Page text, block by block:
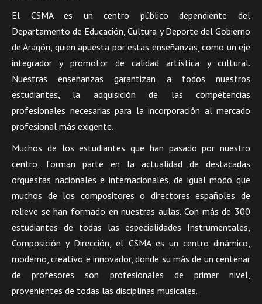
El CSMA es un centro público dependiente del
Departamento de Educación, Cultura y Deporte del Gobierno
de Aragón, quien apuesta por estas enseñanzas, como un eje
integrador y promotor de calidad artística y cultural.
Nuestras enseñanzas garantizan a todos nuestros
estudiantes, la adquisición de las competencias
profesionales necesarias para la incorporación al mercado
profesional más exigente.
Muchos de los estudiantes que han pasado por nuestro
centro, forman parte en la actualidad de destacadas
orquestas nacionales e internacionales, de igual modo que
muchos de los compositores o directores españoles de
relieve se han formado en nuestras aulas. Con más de 300
estudiantes de todas las especialidades Instrumentales,
Composición y Dirección, el CSMA es un centro dinámico,
moderno, creativo e innovador, donde su más de un centenar
de profesores son profesionales de primer nivel,
provenientes de todas las disciplinas musicales.